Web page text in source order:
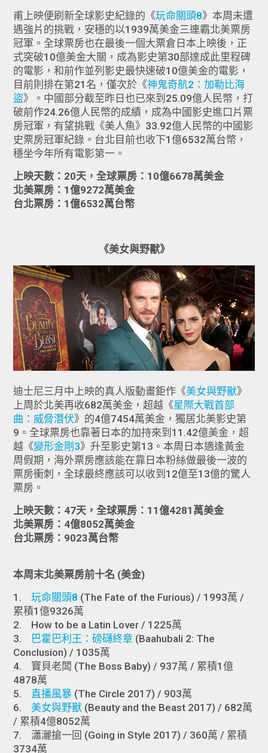
甫上映便刷新全球影史紀錄的《玩命關頭8》本周未遭
遇強片的挑戰，安穩的以1939萬美金三連霸北美票房
冠軍。全球票房也在最後一個大票倉日本上映後，正
式突破10億美金大關，成為影史第30部達成此里程碑
的電影，和前作並列影史最快速破10億美金的電影，
目前則排在第21名，僅次於《神鬼奇航2：加勒比海
盜》。中國部分截至昨日也已來到25.09億人民幣，打
破前作24.26億人民幣的成績，成為中國影史進口片票
房冠軍，有望挑戰《美人魚》33.92億人民幣的中國影
史票房冠軍紀錄。台北目前也收下1億6532萬台幣，
穩坐今年所有電影第一。
上映天數：20天，全球票房：10億6678萬美金
北美票房：1億9272萬美金
台北票房：1億6532萬台幣
《美女與野獸》
迪士尼三月中上映的真人版動畫鉅作《美女與野獸》
上周於北美再收682萬美金，超越《星際大戰首部
曲：威脅潛伏》的4億7454萬美金，獨居北美影史第
9。全球票房也靠著日本的加持來到11.42億美金，超
越《變形金剛3》升至影史第13。本周日本適逢黃金
周假期，海外票房應該能在靠日本粉絲做最後一波的
票房衝刺，全球最終應該可以收到12億至13億的驚人
票房。
上映天數：47天，全球票房：11億4281萬美金
北美票房：4億8052萬美金
台北票房：9023萬台幣
本周末北美票房前十名 (美金)
1.玩命關頭8 (The Fate of the Furious) / 1993萬 /
累積1億9326萬
2. How to be a Latin Lover / 1225萬
3.
巴霍巴利王：磅礴終章 ​​​​​​​ (Baahubali 2: The
Conclusion) / 1035萬
4. 寶貝老闆 (The Boss Baby) / 937萬 / 累積1億
4878萬
5. 直播風暴 (The Circle 2017) / 903萬
6. 美女與野獸 (Beauty and the Beast 2017) / 682萬
/ 累積4億8052萬
7. 瀟灑搶一回 (Going in Style 2017) / 360萬 / 累積
3734萬